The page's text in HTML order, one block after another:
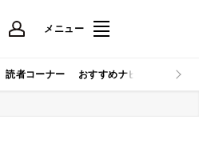
メニュー
読者コーナー おすすめナビ マイナビ